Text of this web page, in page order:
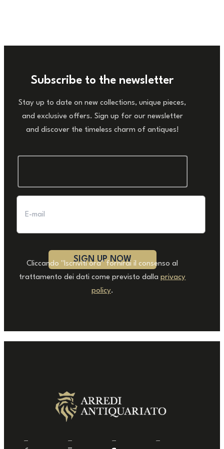
Subscribe to the newsletter
Stay up to date on new collections, unique pieces,
and exclusive offers. Sign up for our newsletter
and discover the timeless charm of antiques!
Cliccando "Iscriviti ora" fornirai il consenso al
trattamento dei dati come previsto dallaprivacy
policy.